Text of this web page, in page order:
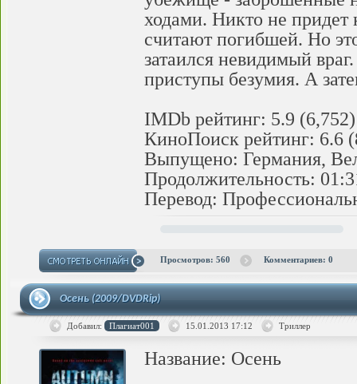
ходами. Никто не
считают погибшей. Но
затаился невидимый
приступы безумия. А
IMDb рейтинг: 5.9 (6,752)
КиноПоиск рейтинг: 6.6
Выпущено: Германия,
Продолжительность:
Перевод:
Просмотров: 560 Комментариев: 0
Осень (2009/DVDRip)
Добавил: Плагиат001 15.01.2013 17:12 Триллер
Название: Осень